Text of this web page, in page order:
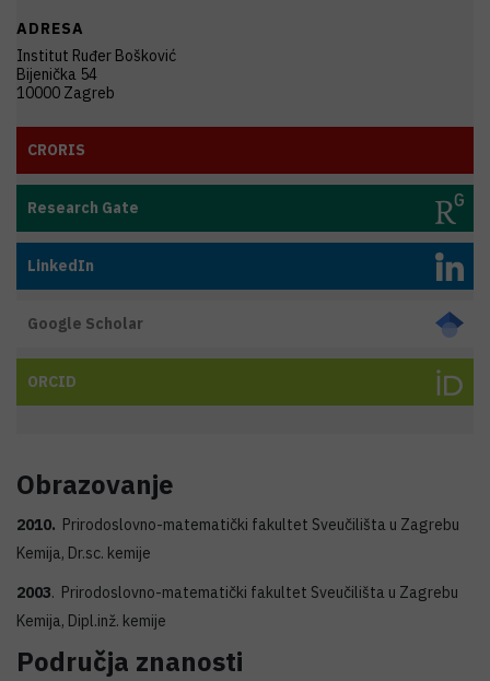
ADRESA
Institut Ruđer Bošković
Bijenička 54
10000 Zagreb
CRORIS
Research Gate
LinkedIn
Google Scholar
ORCID
Obrazovanje
2010. Prirodoslovno-matematički fakultet Sveučilišta u Zagrebu
Kemija, Dr.sc. kemije
2003. Prirodoslovno-matematički fakultet Sveučilišta u Zagrebu
Kemija, Dipl.inž. kemije
Područja znanosti